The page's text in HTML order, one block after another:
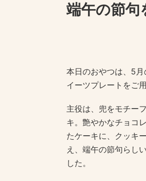
端午の節句
本日のおやつは、5
イーツプレートをご
主役は、兜をモチー
キ。艶やかなチョコ
たケーキに、クッキ
え、端午の節句らし
した。